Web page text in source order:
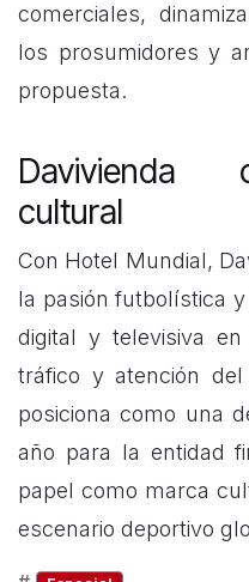
comerciales,
los prosumidores y
propuesta.
Davivienda
cultural
Con Hotel Mundial,
la pasión futbolística
digital y televisiva
tráfico y atención
posiciona como una
año para la entidad
papel como marca
escenario deportivo